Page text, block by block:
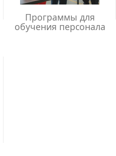
Программы для
обучения персонала